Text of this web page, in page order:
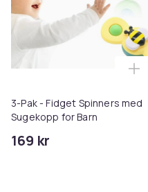
3-Pak - Fidget Spinners med
Sugekopp for Barn
169 kr